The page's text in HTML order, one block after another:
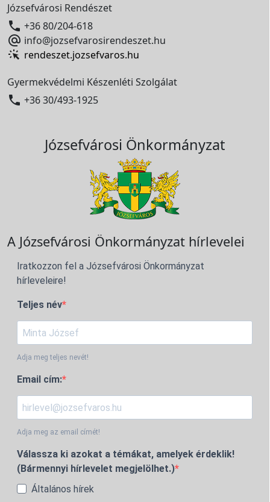
Józsefvárosi Rendészet
 +36 80/204-618
 info@jozsefvarosirendeszet.hu
rendeszet.jozsefvaros.hu
Gyermekvédelmi Készenléti Szolgálat
 +36 30/493-1925
Józsefvárosi Önkormányzat
A Józsefvárosi Önkormányzat hírlevelei
Iratkozzon fel a Józsefvárosi Önkormányzat
hírleveleire!
Teljes név
Adja meg teljes nevét!
Email cím:
Adja meg az email címét!
Válassza ki azokat a témákat, amelyek érdeklik!
(Bármennyi hírlevelet megjelölhet.)
Általános hírek